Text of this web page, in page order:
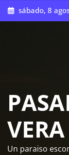
Saltar
al
sábado, 8
VERA
Un paraiso